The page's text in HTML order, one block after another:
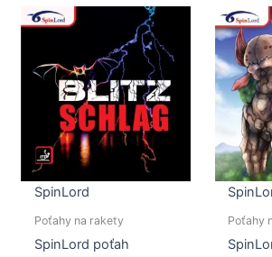
SpinLord
Poťahy na rakety
SpinLord poťah
Poťahy